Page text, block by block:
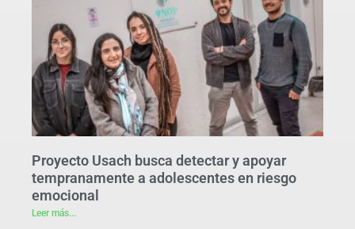
Proyecto Usach busca detectar y apoyar
tempranamente a adolescentes en riesgo
emocional
Leer más...